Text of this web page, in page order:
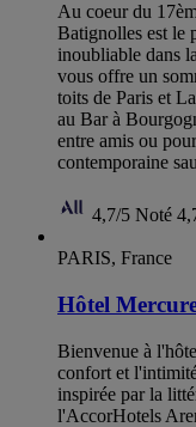
Au coeur du
Batignolles est le
inoubliable dans
vous offre un
toits de Paris et
au Bar à
entre amis ou
contemporaine
4,7/5 Noté
PARIS, France
Hôtel
Bienvenue à
confort et
inspirée par la
l'AccorHotels